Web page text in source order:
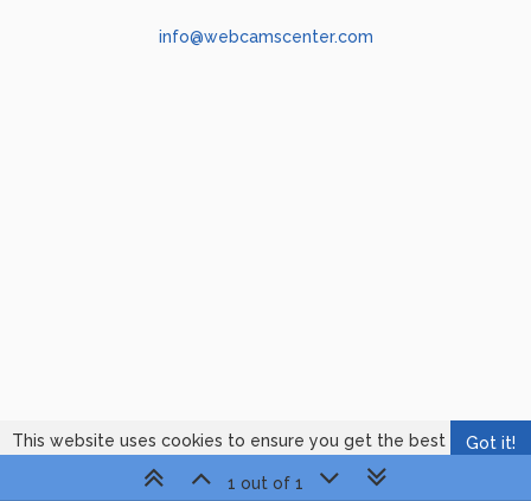
1 out of 1
info@webcamscenter.com
Got it!
This website uses cookies to ensure you get the best
experience on our website. Learn More